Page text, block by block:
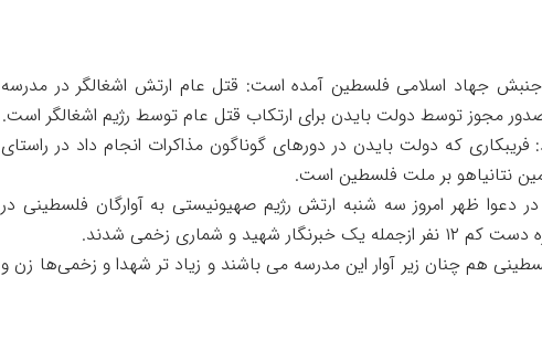
جنبش جهاد اسلامی فلسطین آمده است: قتل عام ارتش اشغالگر در مدرسه
مجوز توسط دولت بایدن برای ارتکاب قتل عام توسط رژیم اشغالگر است.
فریبکاری که دولت بایدن در دورهای گوناگون مذاکرات انجام داد در راستای
نتانیاهو بر ملت فلسطین است.
دعوا ظهر امروز سه شنبه ارتش رژیم صهیونیستی به آوارگان فلسطینی در
و شماری زخمی شدند.
هم چنان زیر آوار این مدرسه می باشند و زیاد تر شهدا و زخمی‌ها زن و